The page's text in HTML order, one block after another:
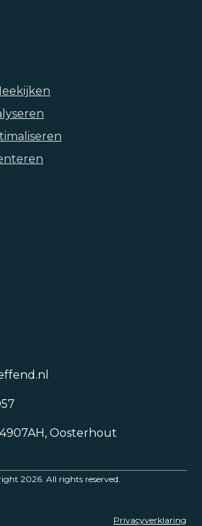
Oosterhout
2026. All rights reserved.
Privacyverklaring